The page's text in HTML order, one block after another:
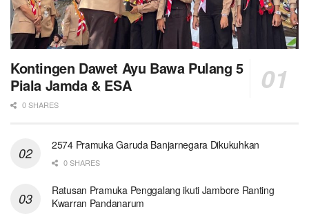
Kontingen Dawet Ayu Bawa Pulang 5
Piala Jamda & ESA
0 SHARES
2574 Pramuka Garuda Banjarnegara Dikukuhkan
0 SHARES
Ratusan Pramuka Penggalang ikuti Jambore Ranting
Kwarran Pandanarum